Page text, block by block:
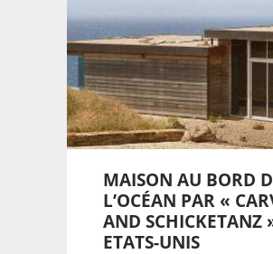
MAISON AU BORD
L’OCÉAN PAR «
AND SCHICKETANZ
ETATS-UNIS